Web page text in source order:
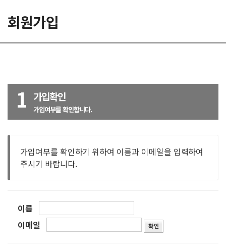
회원가입
1 가입확인
가입여부를 확인합니다.
가입여부를 확인하기 위하여 이름과 이메일을 입력하여
주시기 바랍니다.
이름
이메일